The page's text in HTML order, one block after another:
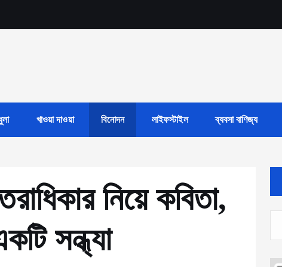
খাওয়া দাওয়া বিনোদন লাইফস্টাইল ব্যবসা বাণিজ্য
নিয়ে কবিতা,
সন্ধ্যা